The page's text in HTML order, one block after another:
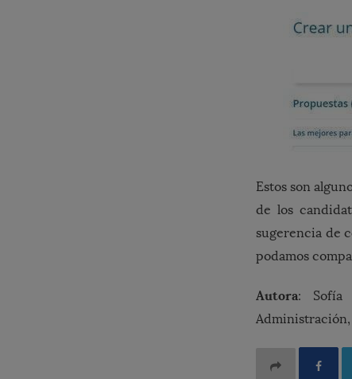
Estos son
de los
sugerencia de
podamos
Autora: Sofía
Administración,